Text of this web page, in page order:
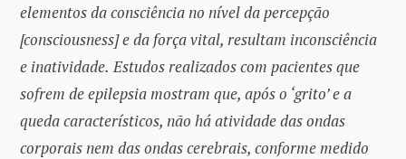
elementos da consciência no nível da percepção
[consciousness] e da força vital, resultam inconsciência
e inatividade. Estudos realizados com pacientes que
sofrem de epilepsia mostram que, após o ‘grito’ e a
queda característicos, não há atividade das ondas
corporais nem das ondas cerebrais, conforme medido